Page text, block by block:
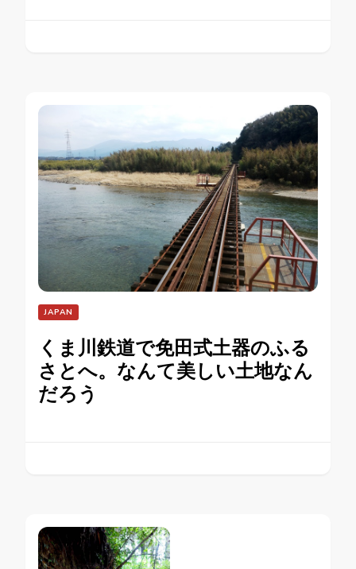
JAPAN
くま川鉄道で免田式土器のふる
さとへ。なんて美しい土地なん
だろう